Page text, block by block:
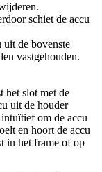
schiet de accu
de bovenste
vastgehouden.
het slot met de
uit de houder
om de accu
en hoort de accu
in het frame of op